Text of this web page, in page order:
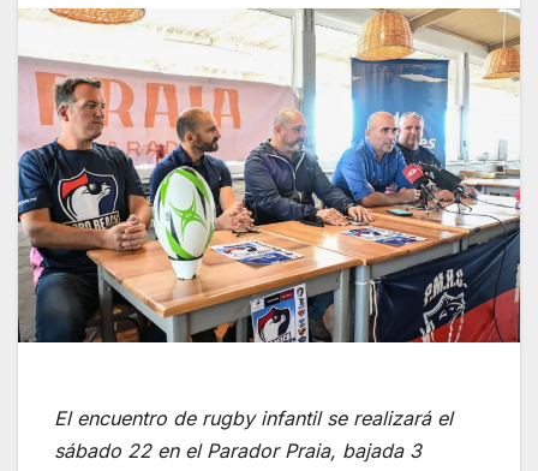
El encuentro de rugby infantil se realizará el
sábado 22 en el Parador Praia, bajada 3